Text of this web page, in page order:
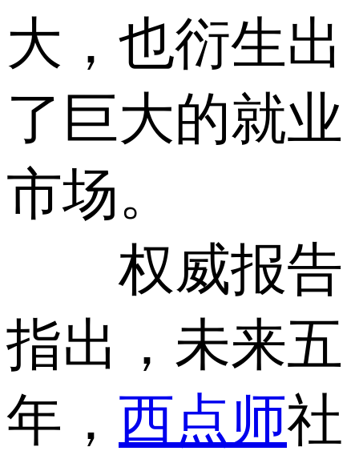
大，也衍生出
了巨大的就业
市场。
权威报告
指出，未来五
年， 西点师社